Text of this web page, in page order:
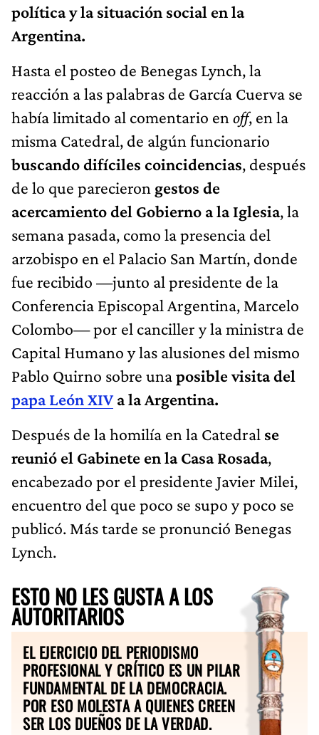
política y la situación social en la
Argentina.
Hasta el posteo de Benegas Lynch, la
reacción a las palabras de García Cuerva se
había limitado al comentario en off, en la
misma Catedral, de algún funcionario
buscando difíciles coincidencias, después
de lo que parecieron gestos de
acercamiento del Gobierno a la Iglesia, la
semana pasada, como la presencia del
arzobispo en el Palacio San Martín, donde
fue recibido —junto al presidente de la
Conferencia Episcopal Argentina, Marcelo
Colombo— por el canciller y la ministra de
Capital Humano y las alusiones del mismo
Pablo Quirno sobre unaposible visita del
papa León XIVa la Argentina.
Después de la homilía en la Catedral se
reunió el Gabinete en la Casa Rosada,
encabezado por el presidente Javier Milei,
encuentro del que poco se supo y poco se
publicó. Más tarde se pronunció Benegas
Lynch.
ESTO NO LES GUSTA A LOS
AUTORITARIOS
EL EJERCICIO DEL PERIODISMO
PROFESIONAL Y CRÍTICO ES UN PILAR
FUNDAMENTAL DE LA DEMOCRACIA.
POR ESO MOLESTA A QUIENES CREEN
SER LOS DUEÑOS DE LA VERDAD.